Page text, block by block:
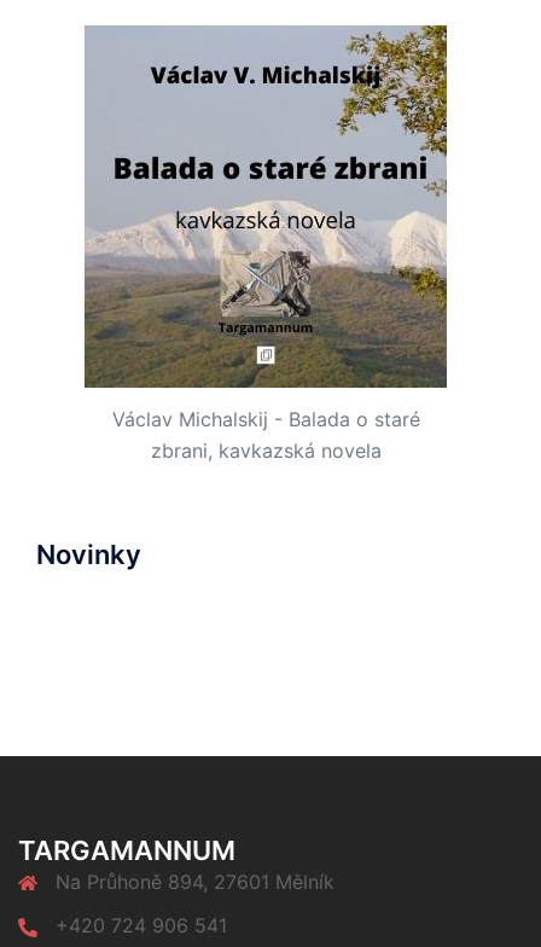
Václav Michalskij - Balada o staré
zbrani, kavkazská novela
Novinky
TARGAMANNUM
Na Průhoně 894, 27601 Mělník
+420 724 906 541